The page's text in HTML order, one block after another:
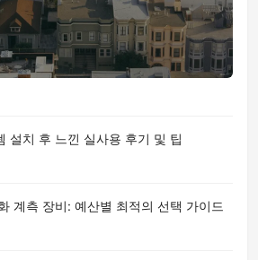
설치 후 느낀 실사용 후기 및 팁
계측 장비: 예산별 최적의 선택 가이드